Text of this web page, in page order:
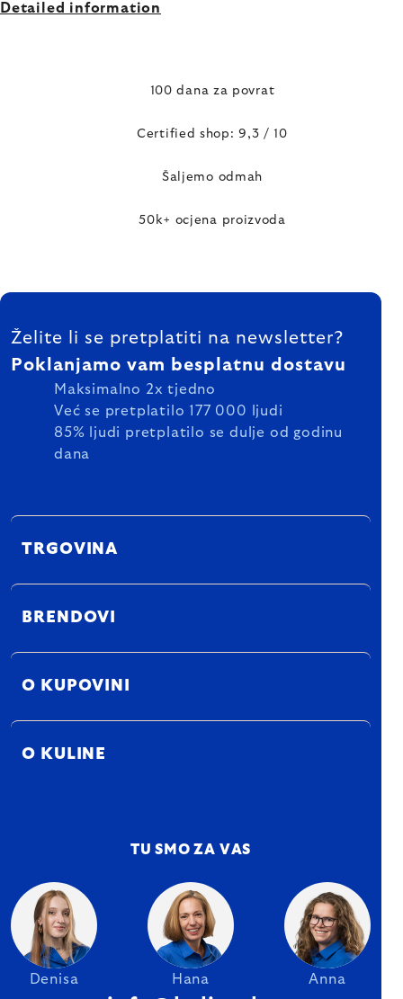
Detailed information
100 dana za povrat
Certified shop: 9,3 / 10
Šaljemo odmah
50k+ ocjena proizvoda
FOOTER
Želite li se pretplatiti na newsletter?
Poklanjamo vam besplatnu dostavu
Maksimalno 2x tjedno
Već se pretplatilo 177 000 ljudi
85% ljudi pretplatilo se dulje od godinu
dana
TRGOVINA
BRENDOVI
O KUPOVINI
O KULINE
TU SMO ZA VAS
Denisa Hana Anna